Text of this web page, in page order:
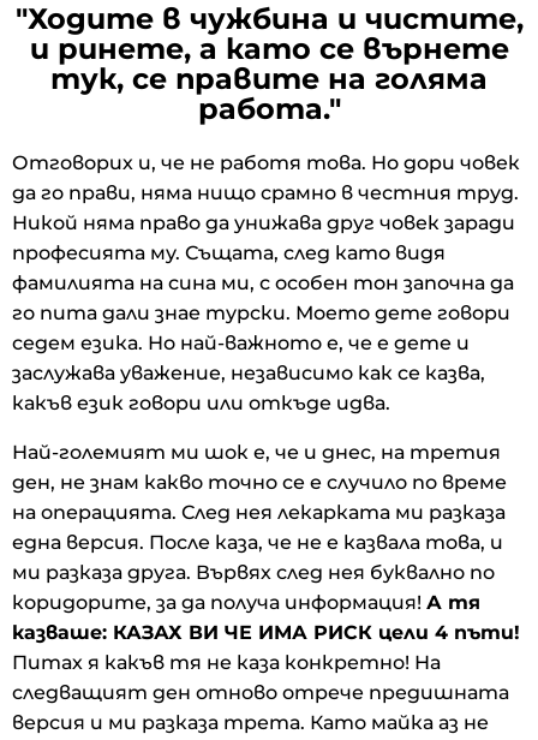
"Ходите в чужбина и чистите,
и ринете, а като се върнете
тук, се правите на голяма
работа."
Отговорих и, че не работя това. Но дори човек
да го прави, няма нищо срамно в честния труд.
Никой няма право да унижава друг човек заради
професията му. Същата, след като видя
фамилията на сина ми, с особен тон започна да
го пита дали знае турски. Моето дете говори
седем езика. Но най-важното е, че е дете и
заслужава уважение, независимо как се казва,
какъв език говори или откъде идва.
Най-големият ми шок е, че и днес, на третия
ден, не знам какво точно се е случило по време
на операцията. След нея лекарката ми разказа
една версия. После каза, че не е казвала това, и
ми разказа друга. Вървях след нея буквално по
коридорите, за да получа информация! А тя
казваше: КАЗАХ ВИ ЧЕ ИМА РИСК цели 4 пъти!
Питах я какъв тя не каза конкретно! На
следващият ден отново отрече предишната
версия и ми разказа трета. Като майка аз не